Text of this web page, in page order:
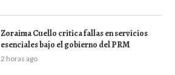
Zoraima Cuello critica fallas en servicios
esenciales bajo el gobierno del PRM
2 horas ago